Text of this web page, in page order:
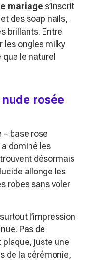
mariage s’inscrit
des soap nails,
brillants. Entre
les ongles milky
que le naturel
rosée
– base rose
dominé les
désormais
allonge les
robes sans voler
l’impression
Pas de
juste une
de la cérémonie,